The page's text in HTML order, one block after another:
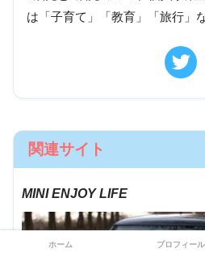
は「子育て」「教育」「旅行」
関連サイト
MINI ENJOY LIFE
ホーム プロフィール